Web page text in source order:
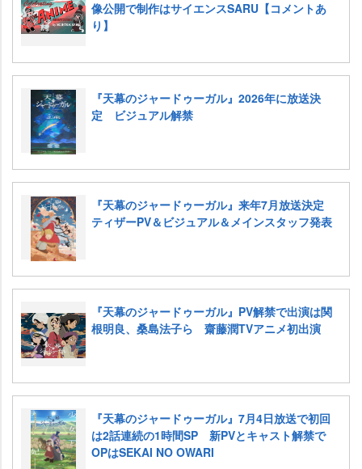
像公開で制作はサイエンスSARU【コメントあ
り】
『天幕のジャードゥーガル』2026年に放送決
定 ビジュアル解禁
『天幕のジャードゥーガル』来年7月放送決定
ティザーPV＆ビジュアル＆メインスタッフ発表
『天幕のジャードゥーガル』PV解禁で出演は関
根明良、桑島法子ら 齋藤潤TVアニメ初出演
『天幕のジャードゥーガル』7月4日放送で初回
は2話連続の1時間SP 新PVとキャスト解禁で
OPはSEKAI NO OWARI